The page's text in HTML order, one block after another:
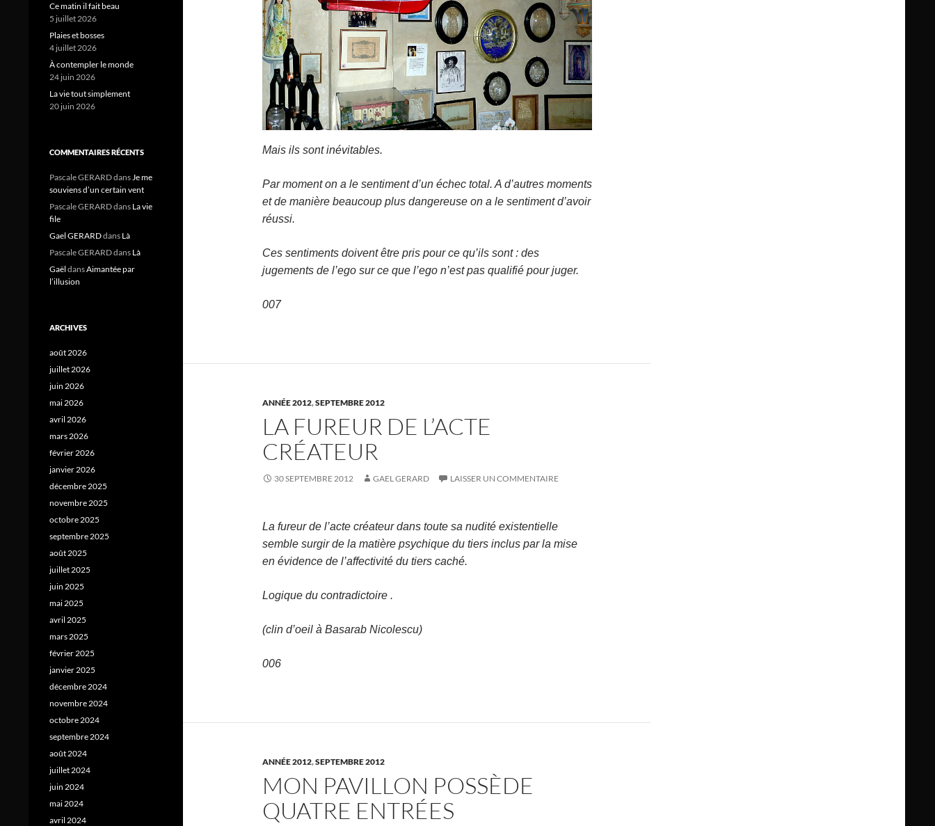
Mais ils sont inévitables.
Par moment on a le sentiment d’un échec total. A d’autres moments
et de manière beaucoup plus dangereuse on a le sentiment d’avoir
réussi.
Ces sentiments doivent être pris pour ce qu’ils sont : des
jugements de l’ego sur ce que l’ego n’est pas qualifié pour juger.
007
ANNÉE 2012,SEPTEMBRE 2012
LA FUREUR DE L’ACTE
CRÉATEUR
30 SEPTEMBRE 2012 GAEL GERARD LAISSER UN COMMENTAIRE
La fureur de l’acte créateur dans toute sa nudité existentielle
semble surgir de la matière psychique du tiers inclus par la mise
en évidence de l’affectivité du tiers caché.
Logique du contradictoire .
(clin d’oeil à Basarab Nicolescu)
006
ANNÉE 2012,SEPTEMBRE 2012
MON PAVILLON POSSÈDE
QUATRE ENTRÉES
Ce matin il fait beau
5 juillet 2026
Plaies et bosses
4 juillet 2026
À contempler le monde
24 juin 2026
La vie tout simplement
20 juin 2026
COMMENTAIRES RÉCENTS
Pascale GERARDdansJe me
souviens d’un certain vent
Pascale GERARDdans La vie
file
Gael GERARDdans Là
Pascale GERARDdans Là
Gaël dansAimantée par
l’illusion
ARCHIVES
août 2026
juillet 2026
juin 2026
mai 2026
avril 2026
mars 2026
février 2026
janvier 2026
décembre 2025
novembre 2025
octobre 2025
septembre 2025
août 2025
juillet 2025
juin 2025
mai 2025
avril 2025
mars 2025
février 2025
janvier 2025
décembre 2024
novembre 2024
octobre 2024
septembre 2024
août 2024
juillet 2024
juin 2024
mai 2024
avril 2024